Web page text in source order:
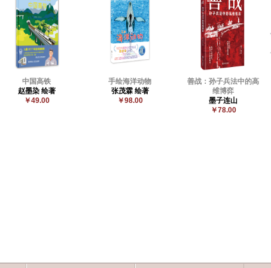
中国高铁
赵墨染 绘著
￥49.00
手绘海洋动物
张茂霖 绘著
￥98.00
善战：孙子兵法中的高
维博弈
墨子连山
￥78.00